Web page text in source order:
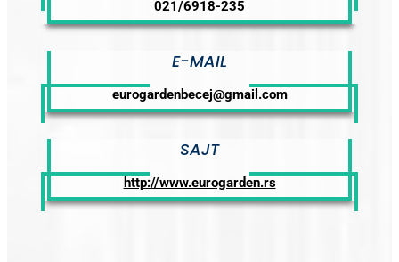
021/6918-235
E-MAIL
eurogardenbecej@gmail.com
SAJT
http://www.eurogarden.rs